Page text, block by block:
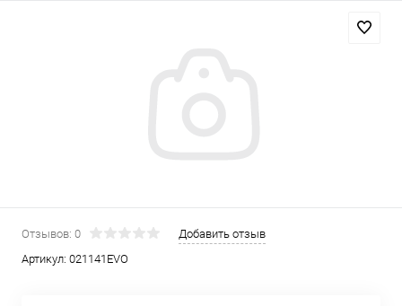
Отзывов: 0
Добавить отзыв
Артикул: 021141EVO